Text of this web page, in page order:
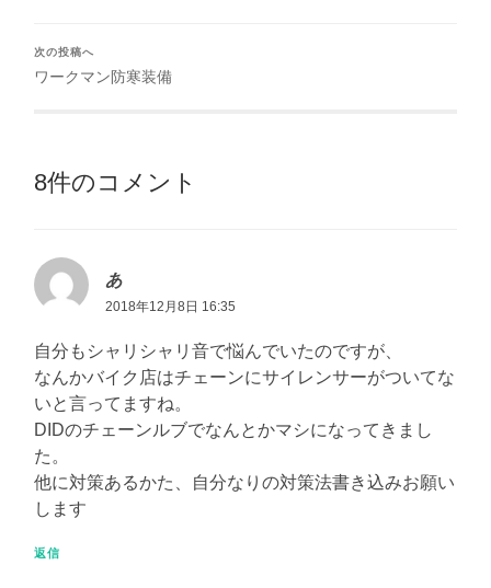
次の投稿へ
ワークマン防寒装備
8件のコメント
あ
2018年12月8日 16:35
自分もシャリシャリ音で悩んでいたのですが、
なんかバイク店はチェーンにサイレンサーがついてな
いと言ってますね。
DIDのチェーンルブでなんとかマシになってきまし
た。
他に対策あるかた、自分なりの対策法書き込みお願い
します
返信